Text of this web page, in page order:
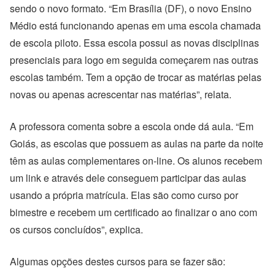
sendo o novo formato. “Em Brasília (DF), o novo Ensino
Médio está funcionando apenas em uma escola chamada
de escola piloto. Essa escola possui as novas disciplinas
presenciais para logo em seguida começarem nas outras
escolas também. Tem a opção de trocar as matérias pelas
novas ou apenas acrescentar nas matérias”, relata.
A professora comenta sobre a escola onde dá aula. “Em
Goiás, as escolas que possuem as aulas na parte da noite
têm as aulas complementares on-line. Os alunos recebem
um link e através dele conseguem participar das aulas
usando a própria matrícula. Elas são como curso por
bimestre e recebem um certificado ao finalizar o ano com
os cursos concluídos”, explica.
Algumas opções destes cursos para se fazer são: